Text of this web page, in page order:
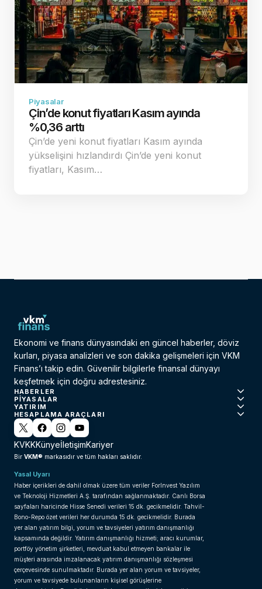
Piyasalar
Çin’de konut fiyatları Kasım ayında
%0,36 arttı
Çin’de yeni konut fiyatları Kasım ayında
yükselişini hızlandırdı Çin’de yeni konut
fiyatları, Kasım…
Ekonomi ve finans dünyasındaki en güncel haberler, döviz
kurları, piyasa analizleri ve son dakika gelişmeleri için VKM
Finans’ı takip edin. Güvenilir bilgilerle finansal dünyayı
keşfetmek için doğru adrestesiniz.
HABERLER
PIYASALAR
YATIRIM
HESAPLAMA ARAÇLARI
KVKKKünyeİletişimKariyer
Bir VKM® markasıdır ve tüm hakları saklıdır.
Yasal Uyarı
Haber içerikleri de dahil olmak üzere tüm veriler ForInvest Yazılım
ve Teknoloji Hizmetleri A.Ş. tarafından sağlanmaktadır. Canlı Borsa
sayfaları haricinde Hisse Senedi verileri 15 dk. gecikmelidir. Tahvil-
Bono-Repo özet verileri her durumda 15 dk. gecikmelidir. Burada
yer alan yatırım bilgi, yorum ve tavsiyeleri yatırım danışmanlığı
kapsamında değildir. Yatırım danışmanlığı hizmeti; aracı kurumlar,
portföy yönetim şirketleri, mevduat kabul etmeyen bankalar ile
müşteri arasında imzalanacak yatırım danışmanlığı sözleşmesi
çerçevesinde sunulmaktadır. Burada yer alan yorum ve tavsiyeler,
yorum ve tavsiyede bulunanların kişisel görüşlerine